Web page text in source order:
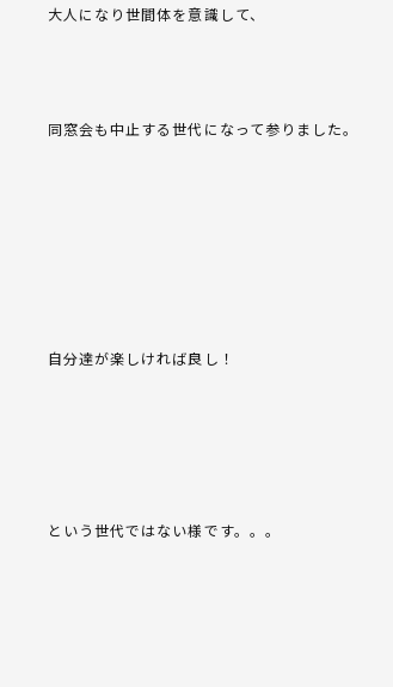
大人になり世間体を意識して、
同窓会も中止する世代になって参りました。
自分達が楽しければ良し！
という世代ではない様です。。。